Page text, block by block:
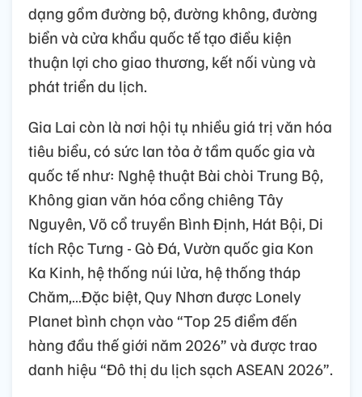
dạng gồm đường bộ, đường không, đường
biển và cửa khẩu quốc tế tạo điều kiện
thuận lợi cho giao thương, kết nối vùng và
phát triển du lịch.
Gia Lai còn là nơi hội tụ nhiều giá trị văn hóa
tiêu biểu, có sức lan tỏa ở tầm quốc gia và
quốc tế như: Nghệ thuật Bài chòi Trung Bộ,
Không gian văn hóa cồng chiêng Tây
Nguyên, Võ cổ truyền Bình Định, Hát Bội, Di
tích Rộc Tưng - Gò Đá, Vườn quốc gia Kon
Ka Kinh, hệ thống núi lửa, hệ thống tháp
Chăm,…Đặc biệt, Quy Nhơn được Lonely
Planet bình chọn vào “Top 25 điểm đến
hàng đầu thế giới năm 2026” và được trao
danh hiệu “Đô thị du lịch sạch ASEAN 2026”.